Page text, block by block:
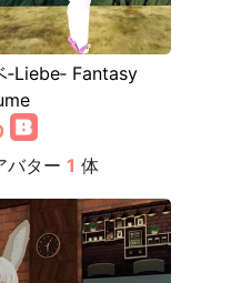
‐Liebe‐ Fantasy
バター 1 体